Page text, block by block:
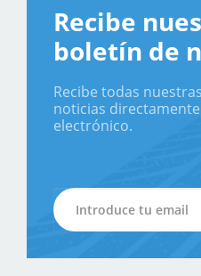
Recibe
boletín de
Recibe todas
noticias
electrónico.